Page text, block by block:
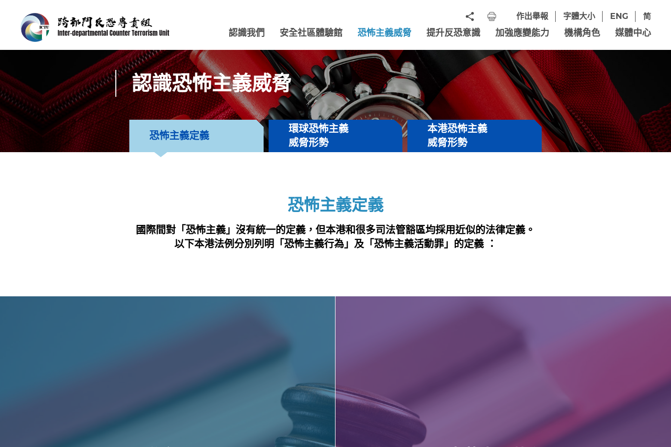
作出舉報 字體大小 ENG 简
認識我們 安全社區體驗館 恐怖主義威脅 提升反恐意識 加強應變能力 機構角色 媒體中心
認識恐怖主義威脅
恐怖主義定義
環球恐怖主義
威脅形勢
本港恐怖主義
威脅形勢
恐怖主義定義
國際間對「恐怖主義」沒有統一的定義，但本港和很多司法管豁區均採用近似的法律定義。
以下本港法例分別列明「恐怖主義行為」及「恐怖主義活動罪」的定義 ：